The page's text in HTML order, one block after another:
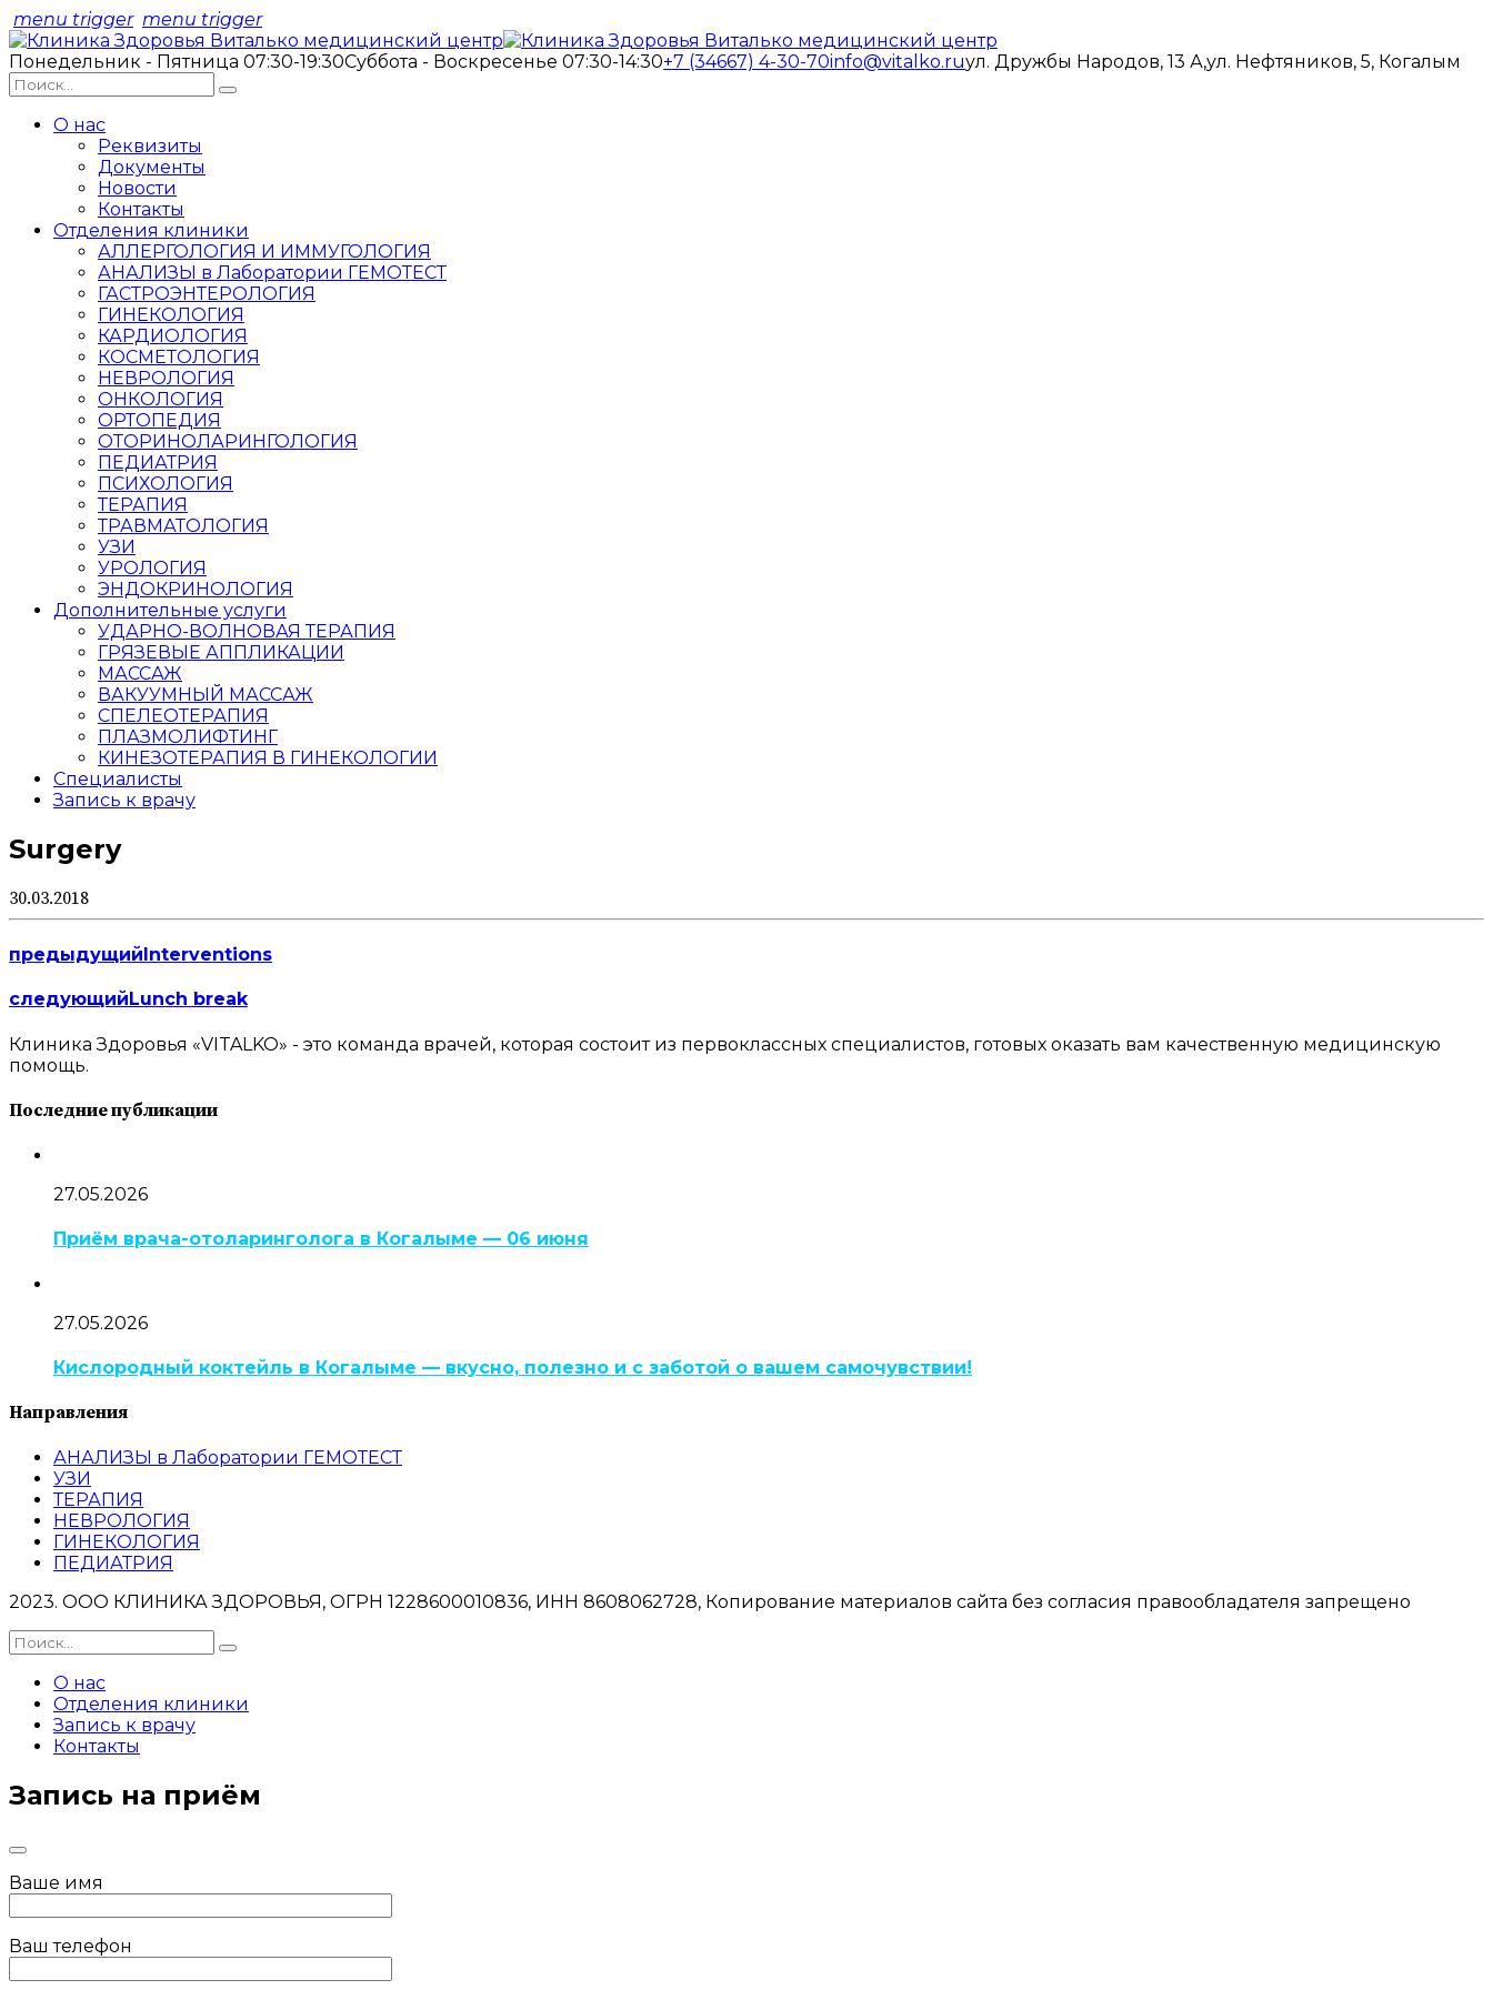
menu trigger menu trigger
Понедельник - Пятница 07:30-19:30Суббота - Воскресенье 07:30-14:30+7 (34667) 4-30-70info@vitalko.ruул. Дружбы Народов, 13 А,ул. Нефтяников, 5, Когалым
О нас
Реквизиты
Документы
Новости
Контакты
Отделения клиники
АЛЛЕРГОЛОГИЯ И ИММУГОЛОГИЯ
АНАЛИЗЫ в Лаборатории ГЕМОТЕСТ
ГАСТРОЭНТЕРОЛОГИЯ
ГИНЕКОЛОГИЯ
КАРДИОЛОГИЯ
КОСМЕТОЛОГИЯ
НЕВРОЛОГИЯ
ОНКОЛОГИЯ
ОРТОПЕДИЯ
ОТОРИНОЛАРИНГОЛОГИЯ
ПЕДИАТРИЯ
ПСИХОЛОГИЯ
ТЕРАПИЯ
ТРАВМАТОЛОГИЯ
УЗИ
УРОЛОГИЯ
ЭНДОКРИНОЛОГИЯ
Дополнительные услуги
УДАРНО-ВОЛНОВАЯ ТЕРАПИЯ
ГРЯЗЕВЫЕ АППЛИКАЦИИ
МАССАЖ
ВАКУУМНЫЙ МАССАЖ
СПЕЛЕОТЕРАПИЯ
ПЛАЗМОЛИФТИНГ
КИНЕЗОТЕРАПИЯ В ГИНЕКОЛОГИИ
Специалисты
Запись к врачу
Surgery
30.03.2018
предыдущийInterventions
следующий Lunch break
Клиника Здоровья «VITALKO» - это команда врачей, которая состоит из первоклассных специалистов, готовых оказать вам качественную медицинскую
помощь.
Последние публикации
27.05.2026
Приём врача-отоларинголога в Когалыме — 06 июня
27.05.2026
Кислородный коктейль в Когалыме — вкусно, полезно и с заботой о вашем самочувствии!
Направления
АНАЛИЗЫ в Лаборатории ГЕМОТЕСТ
УЗИ
ТЕРАПИЯ
НЕВРОЛОГИЯ
ГИНЕКОЛОГИЯ
ПЕДИАТРИЯ
2023. ООО КЛИНИКА ЗДОРОВЬЯ, ОГРН 1228600010836, ИНН 8608062728, Копирование материалов сайта без согласия правообладателя запрещено
О нас
Отделения клиники
Запись к врачу
Контакты
Запись на приём
Ваше имя
Ваш телефон